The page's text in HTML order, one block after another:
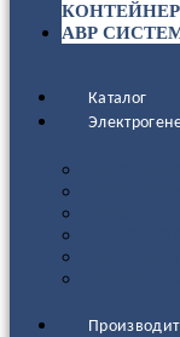
АВР
Каталог